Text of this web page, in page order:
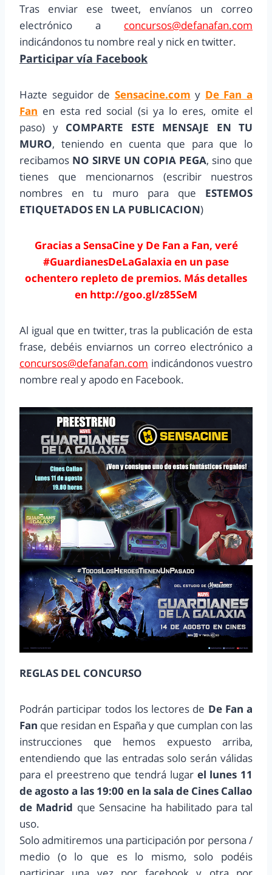
Tras enviar ese tweet, envíanos un correo
electrónico a concursos@defanafan.com
indicándonos tu nombre real y nick en twitter.
Participar vía Facebook
Hazte seguidor de Sensacine.com y De Fan a
Fan en esta red social (si ya lo eres, omite el
paso) y COMPARTE ESTE MENSAJE EN TU
MURO, teniendo en cuenta que para que lo
recibamos NO SIRVE UN COPIA PEGA, sino que
tienes que mencionarnos (escribir nuestros
nombres en tu muro para que ESTEMOS
ETIQUETADOS EN LA PUBLICACION)
Gracias a SensaCine y De Fan a Fan, veré
#GuardianesDeLaGalaxia en un pase
ochentero repleto de premios. Más detalles
en http://goo.gl/z85SeM
Al igual que en twitter, tras la publicación de esta
frase, debéis enviarnos un correo electrónico a
concursos@defanafan.com indicándonos vuestro
nombre real y apodo en Facebook.
REGLAS DEL CONCURSO
Podrán participar todos los lectores de De Fan a
Fan que residan en España y que cumplan con las
instrucciones que hemos expuesto arriba,
entendiendo que las entradas solo serán válidas
para el preestreno que tendrá lugar el lunes 11
de agosto a las 19:00 en la sala de Cines Callao
de Madrid que Sensacine ha habilitado para tal
uso.
Solo admitiremos una participación por persona /
medio (o lo que es lo mismo, solo podéis